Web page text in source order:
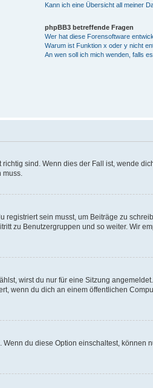
Kann ich eine Übersicht all meiner
phpBB3 betreffende Fragen
Wer hat diese Forensoftware
Warum ist Funktion x oder y nicht
An wen soll ich mich wenden, falls
sind. Wenn dies der Fall ist, wende
muss.
sein musst, um Beiträge zu
zu Benutzergruppen und so weiter. Wir
wirst du nur für eine Sitzung
wenn du dich an einem öffentlichen
du diese Option einschaltest,